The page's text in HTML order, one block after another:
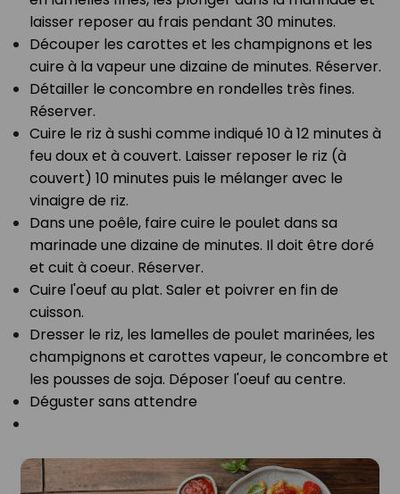
laisser reposer au frais pendant 30 minutes.⁣
Découper les carottes et les champignons et les
cuire à la vapeur une dizaine de minutes. Réserver.⁣
Détailler le concombre en rondelles très fines.
Réserver.⁣
Cuire le riz à sushi comme indiqué 10 à 12 minutes à
feu doux et à couvert. Laisser reposer le riz (à
couvert) 10 minutes puis le mélanger avec le
vinaigre de riz.⁣
Dans une poêle, faire cuire le poulet dans sa
marinade une dizaine de minutes. Il doit être doré
et cuit à coeur. Réserver.⁣
Cuire l'oeuf au plat. Saler et poivrer en fin de
cuisson. ⁣⁣
Dresser le riz, les lamelles de poulet marinées, les
champignons et carottes vapeur, le concombre et
les pousses de soja. ⁣Déposer l'oeuf au centre.⁣
⁣Déguster sans attendre⁣